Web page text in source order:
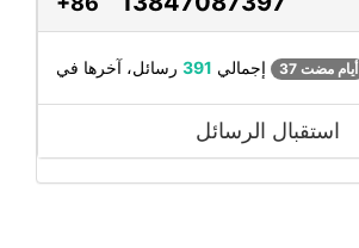
إجمالي 391 37 أيام مضت
استقبال الرسائل